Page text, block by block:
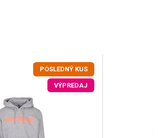
POSLEDNÝ KUS
VÝPREDAJ